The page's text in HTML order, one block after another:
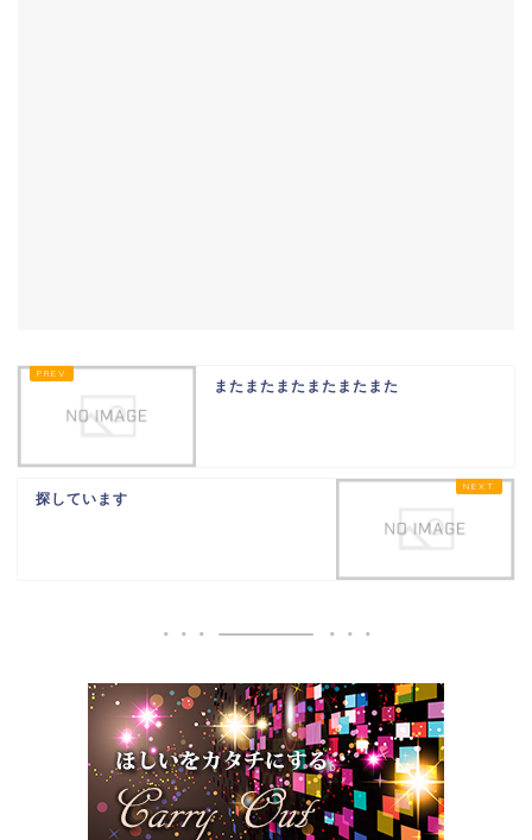
またまたまたまたまたまた
探しています